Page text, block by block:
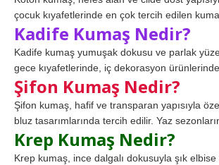
çocuk kıyafetlerinde en çok tercih edilen
Kadife Kumaş Nedir?
Kadife kumaş yumuşak dokusu ve parlak
gece kıyafetlerinde, iç dekorasyon ürünlerinde
Şifon Kumaş Nedir?
Şifon kumaş, hafif ve transparan yapısıyla
bluz tasarımlarında tercih edilir. Yaz
Krep Kumaş Nedir?
Krep kumaş, ince dalgalı dokusuyla şık